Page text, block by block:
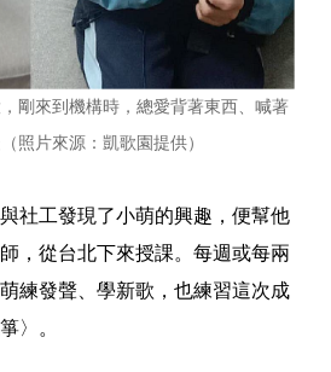
剛來到機構時，總愛背著東西、喊著
照片來源：凱歌園提供）
社工發現了小萌的興趣，便幫他
，從台北下來授課。每週或每兩
練發聲、學新歌，也練習這次成
〉。